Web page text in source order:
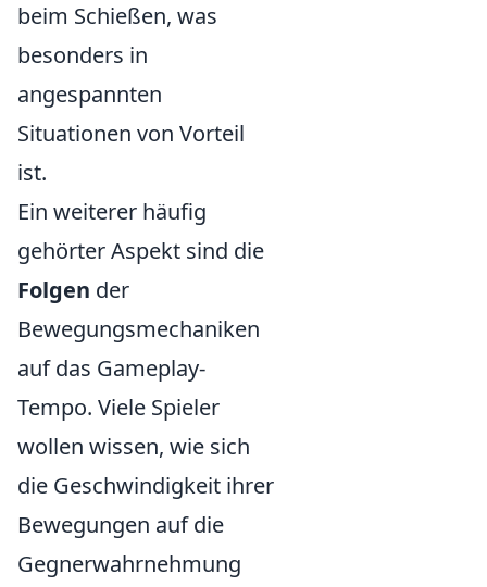
beim Schießen, was
besonders in
angespannten
Situationen von Vorteil
ist.
Ein weiterer häufig
gehörter Aspekt sind die
Folgen der
Bewegungsmechaniken
auf das Gameplay-
Tempo. Viele Spieler
wollen wissen, wie sich
die Geschwindigkeit ihrer
Bewegungen auf die
Gegnerwahrnehmung